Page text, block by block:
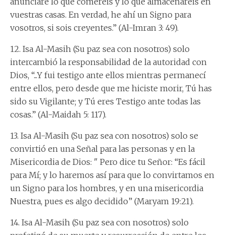
vuestras casas. En verdad, he ahí un Signo para
vosotros, si sois creyentes.” (Al-Imran 3: 49).
12. Isa Al-Masih (Su paz sea con nosotros) solo
intercambió la responsabilidad de la autoridad con
Dios, “...Y fui testigo ante ellos mientras permanecí
entre ellos, pero desde que me hiciste morir, Tú has
sido su Vigilante; y Tú eres Testigo ante todas las
cosas.” (Al-Maidah 5: 117).
13. Isa Al-Masih (Su paz sea con nosotros) solo se
convirtió en una Señal para las personas y en la
Misericordia de Dios: " Pero dice tu Señor: “Es fácil
para Mí; y lo haremos así para que lo convirtamos en
un Signo para los hombres, y en una misericordia
Nuestra, pues es algo decidido” (Maryam 19:21).
14. Isa Al-Masih (Su paz sea con nosotros) solo